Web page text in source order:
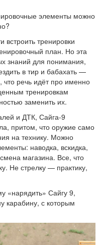
элементы можно
тренировки
план. Но эта
знаний для понимания,
в тир и бабахать —
речь идёт про именно
тренировкам
заменить их.
и ДТК, Сайга-9
притом, что оружие само
на технику. Можно
наводка, вскидка,
магазина. Все, что
Не стрелку — практику,
«нарядить» Сайгу 9,
карабину, с которым